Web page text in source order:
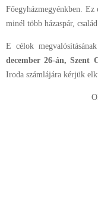
Főegyházmegyénkben.
minél több házaspár,
E célok
december 26-án, Szent
Iroda számlájára kérjük